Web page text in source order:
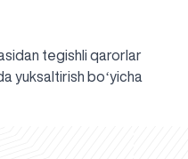
tegishli qarorlar
yuksaltirish boʻyicha
yosh olimlari"yangi soni
rejalar
malaka oshirdi
hokimligi tomonidan
"level up" qilishni
— Yangi
tayanchi